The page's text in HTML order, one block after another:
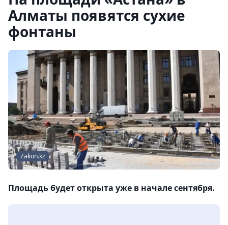
Алматы появятся сухие
фонтаны
Zakon.kz
Площадь будет открыта уже в начале сентября.